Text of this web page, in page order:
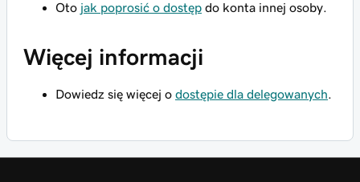
Oto jak poprosić o dostęp do konta innej osoby.
Więcej informacji
Dowiedz się więcej o dostępie dla delegowanych.